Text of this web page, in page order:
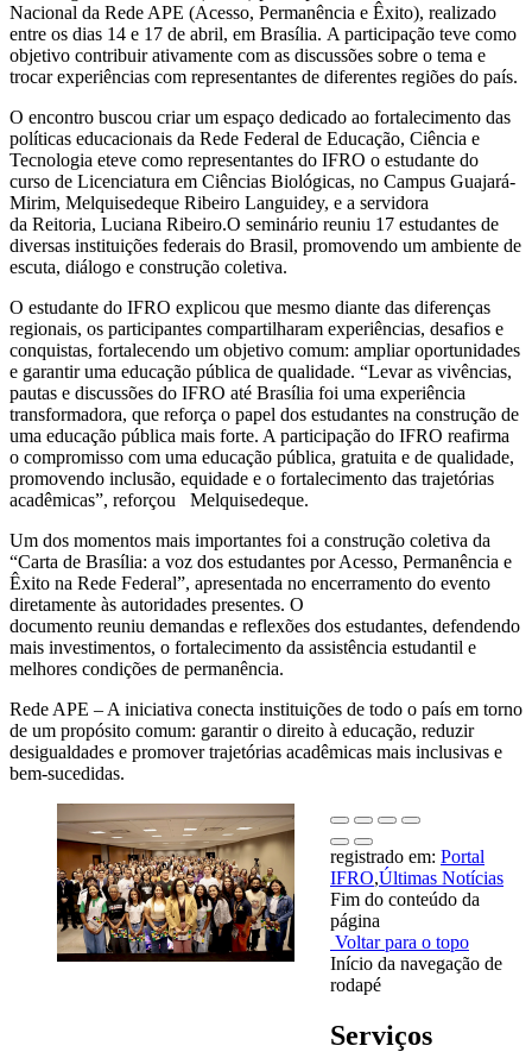
Nacional da Rede APE (Acesso, Permanência e Êxito), realizado
entre os dias 14 e 17 de abril, em Brasília. A participação teve como
objetivo contribuir ativamente com as discussões sobre o tema e
trocarexperiências com representantes de diferentes regiões do país.
O encontro buscou criar um espaço dedicado ao fortalecimento das
políticas educacionais da Rede Federal de Educação, Ciência e
Tecnologia eteve como representantes do IFRO o estudante do
curso de Licenciatura em Ciências Biológicas, no Campus Guajará-
Mirim, Melquisedeque Ribeiro Languidey, e a servidora
da Reitoria, Luciana Ribeiro.O seminário reuniu 17 estudantes de
diversas instituições federais do Brasil, promovendo um ambiente de
escuta, diálogo e construção coletiva.
O estudante do IFRO explicou que mesmo diante das diferenças
regionais, os participantes compartilharam experiências, desafios e
conquistas, fortalecendo um objetivo comum: ampliar oportunidades
e garantir uma educação pública de qualidade. “Levar as vivências,
pautas e discussões do IFRO até Brasília foi uma experiência
transformadora, que reforça o papel dos estudantes na construção de
uma educação pública mais forte. A participação do IFRO reafirma
o compromisso com uma educação pública, gratuita e de qualidade,
promovendo inclusão, equidade e o fortalecimento das trajetórias
acadêmicas”, reforçou Melquisedeque.
Um dos momentos mais importantes foi a construção coletiva da
“Carta de Brasília: a voz dos estudantes por Acesso, Permanência e
Êxito na Rede Federal”, apresentada no encerramento do evento
diretamente às autoridades presentes. O
documento reuniu demandas e reflexões dos estudantes, defendendo
mais investimentos, o fortalecimento da assistência estudantil e
melhores condições de permanência.
Rede APE – A iniciativa conecta instituições de todo o país em torno
de um propósito comum: garantir o direito à educação, reduzir
desigualdades e promover trajetórias acadêmicas mais inclusivas e
bem-sucedidas.
registrado em: Portal
IFRO,Últimas Notícias
Fim do conteúdo da
página
Voltar para o topo
Início da navegação de
rodapé
Serviços